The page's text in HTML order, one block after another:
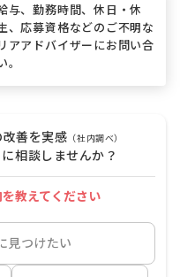
与、勤務時間、休日・休
、応募資格などのご不明な
アアドバイザーにお問い合
善を実感 （社内調べ）
相談しませんか？
教えてください
見つけたい